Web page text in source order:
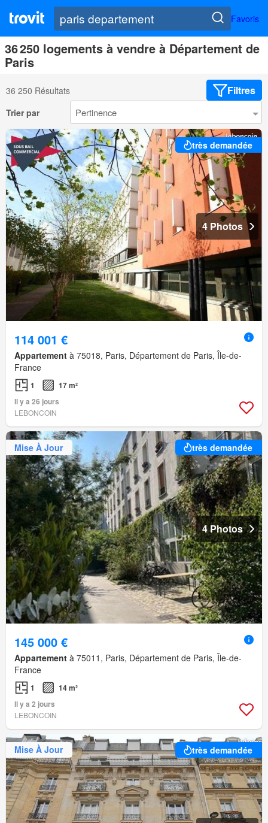
Favoris
36 250 logements à vendre à Département de
Paris
36 250 Résultats Filtres
Trier par
très demandée
4 Photos
114 001 €
Appartement à 75018, Paris, Département de Paris, Île-de-
France
1
17 m²
Il y a 26 jours
LEBONCOIN
Mise À Jour très demandée
4 Photos
145 000 €
Appartement à 75011, Paris, Département de Paris, Île-de-
France
1
14 m²
Il y a 2 jours
LEBONCOIN
Mise À Jour très demandée